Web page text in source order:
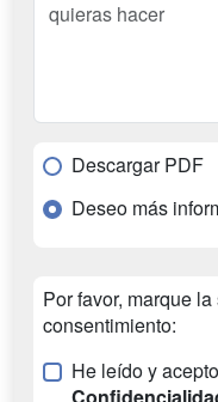
Descargar PDF
Deseo más
Por favor, marque
consentimiento:
He leído y